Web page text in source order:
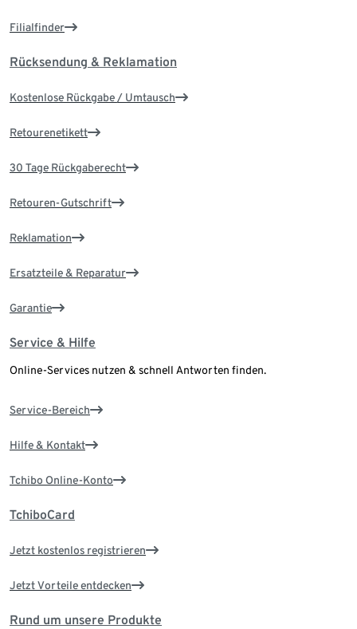
Filialfinder
Rücksendung & Reklamation
Kostenlose Rückgabe / Umtausch
Retourenetikett
30 Tage Rückgaberecht
Retouren-Gutschrift
Reklamation
Ersatzteile & Reparatur
Garantie
Service & Hilfe
Online-Services nutzen & schnell Antworten finden.
Service-Bereich
Hilfe & Kontakt
Tchibo Online-Konto
TchiboCard
Jetzt kostenlos registrieren
Jetzt Vorteile entdecken
Rund um unsere Produkte